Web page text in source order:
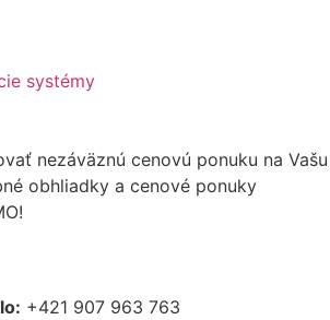
systémy
nezáväznú cenovú ponuku na Vašu
obhliadky a cenové ponuky
+421 907 963 763